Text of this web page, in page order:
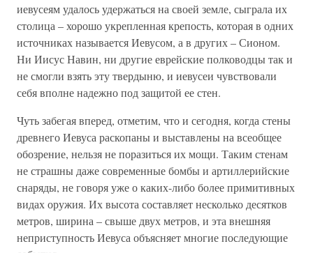
иевусеям удалось удержаться на своей земле, сыграла их
столица – хорошо укрепленная крепость, которая в одних
источниках называется Иевусом, а в других – Сионом.
Ни Иисус Навин, ни другие еврейские полководцы так и
не смогли взять эту твердыню, и иевусеи чувствовали
себя вполне надежно под защитой ее стен.
Чуть забегая вперед, отметим, что и сегодня, когда стены
древнего Иевуса раскопаны и выставлены на всеобщее
обозрение, нельзя не поразиться их мощи. Таким стенам
не страшны даже современные бомбы и артиллерийские
снаряды, не говоря уже о каких-либо более примитивных
видах оружия. Их высота составляет несколько десятков
метров, ширина – свыше двух метров, и эта внешняя
неприступность Иевуса объясняет многие последующие